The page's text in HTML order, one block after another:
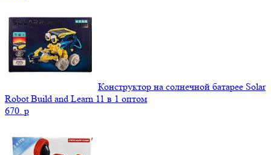
Конструктор на солнечной батарее Solar
Robot Build and Learn 11 в 1 оптом
670. p